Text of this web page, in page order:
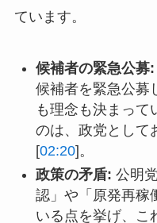
ています。
候補者の緊急公募:
候補者を緊急公募
も理念も決まって
のは、政党として
[02:20]。
政策の矛盾: 公明
認」や「原発再稼
いる点を挙げ、こ